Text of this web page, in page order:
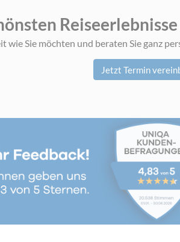
wie Sie möchten und beraten Sie ganz
Jetzt Termin